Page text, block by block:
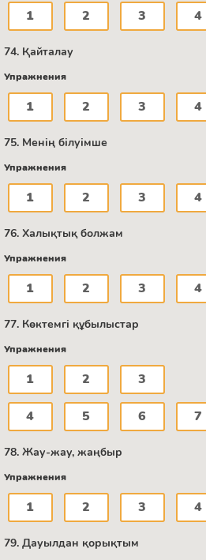
1 2 3 4
74. Қайталау
Упражнения
1 2 3 4
75. Менің білуімше
Упражнения
1 2 3 4
76. Халықтық болжам
Упражнения
1 2 3 4
77. Көктемгі құбылыстар
Упражнения
1 2 3
4 5 6 7
78. Жау-жау, жаңбыр
Упражнения
1 2 3 4
79. Дауылдан қорықтым